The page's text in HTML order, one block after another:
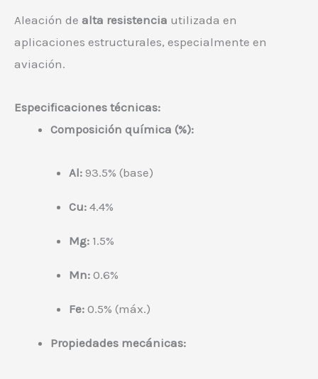
Aleación de alta resistencia utilizada en
aplicaciones estructurales, especialmente en
aviación.
Especificaciones técnicas:
Composición química (%):
Al:93.5% (base)
Cu:4.4%
Mg:1.5%
Mn:0.6%
Fe:0.5% (máx.)
Propiedades mecánicas: